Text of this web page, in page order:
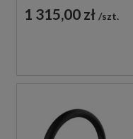
CZARNA
1 315,00 zł szt.